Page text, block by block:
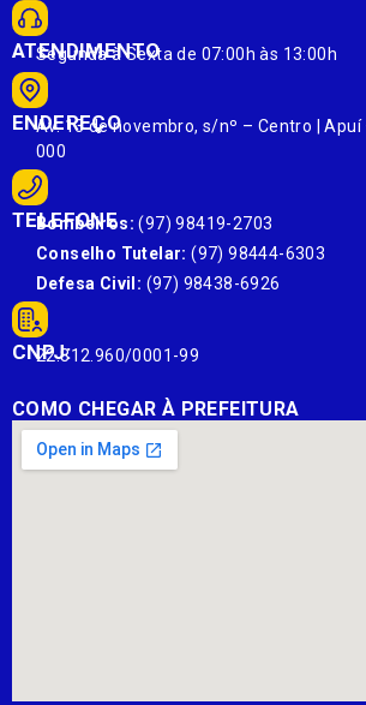
ATENDIMENTO
Segunda à Sexta de 07:00h às 13:00h
ENDEREÇO
Av. 13 de novembro, s/nº – Centro | Apuí
000
TELEFONE
Bombeiros: (97) 98419-2703
Conselho Tutelar: (97) 98444-6303
Defesa Civil: (97) 98438-6926
CNPJ:
22.812.960/0001-99
COMO CHEGAR À PREFEITURA